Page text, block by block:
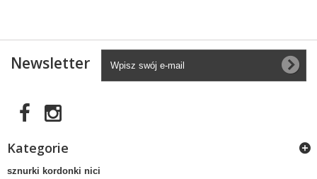
Newsletter
Kategorie
sznurki kordonki nici